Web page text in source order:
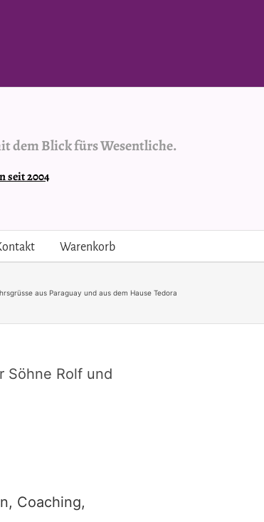
dem Blick fürs Wesentliche.
seit 2004
Warenkorb
aus Paraguay und aus dem Hause Tedora
Söhne Rolf und
Coaching,